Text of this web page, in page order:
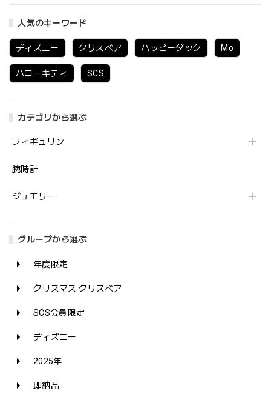
人気のキーワード
ディズニー クリスベア ハッピーダック Mo
ハローキティ SCS
カテゴリから選ぶ
フィギュリン
腕時計
ジュエリー
グループから選ぶ
年度限定
クリスマス クリスベア
SCS会員限定
ディズニー
2025年
即納品